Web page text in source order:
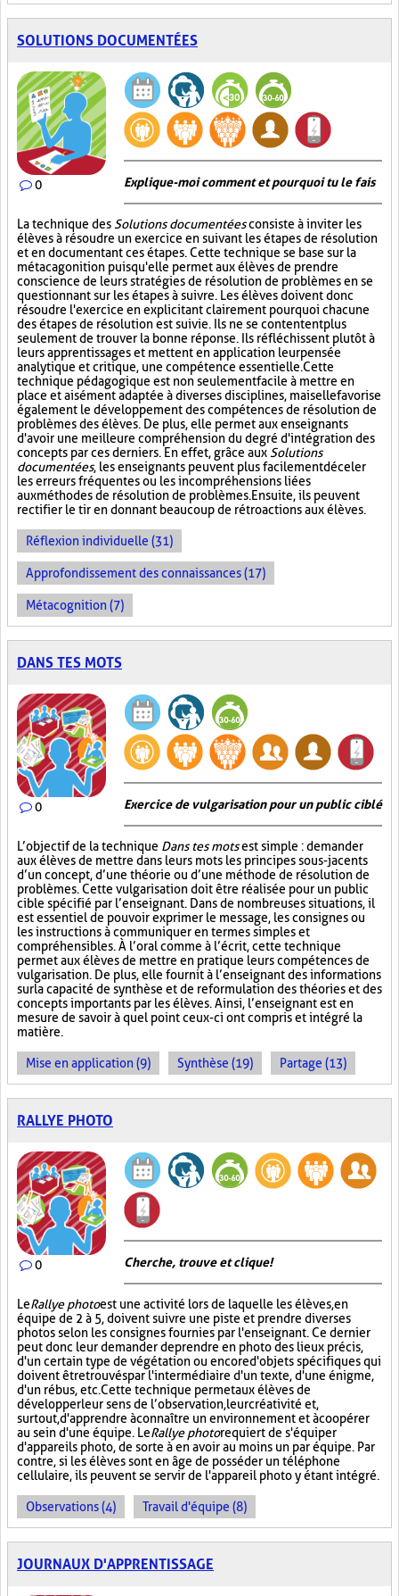
SOLUTIONS DOCUMENTÉES
0 Explique-moi comment et pourquoi tu le fais
La technique des Solutions documentéesconsiste à inviter les
élèves à résoudre un exercice en suivant les étapes de résolution
et en documentant ces étapes. Cette technique se base sur la
métacagonition puisqu'elle permet aux élèves de prendre
conscience de leurs stratégies de résolution de problèmes en se
questionnant sur les étapes à suivre. Les élèves doivent donc
résoudre l'exercice en explicitant clairement pourquoi chacune
des étapes de résolution est suivie. Ils ne se contentent plus
seulement de trouver la bonne réponse. Ils réfléchissent plutôt à
leurs apprentissages et mettent en application leur pensée
analytique et critique, une compétence essentielle. Cette
technique pédagogique est non seulement facile à mettre en
place et aisément adaptée à diverses disciplines, mais elle favorise
également le développement des compétences de résolution de
problèmes des élèves. De plus, elle permet aux enseignants
d'avoir une meilleure compréhension du degré d'intégration des
concepts par ces derniers. En effet, grâce aux Solutions
documentées, les enseignants peuvent plus facilement déceler
les erreurs fréquentes ou les incompréhensions liées
aux méthodes de résolution de problèmes. Ensuite, ils peuvent
rectifier le tir en donnant beaucoup de rétroactions aux élèves.
Réflexion individuelle (31)
Approfondissement des connaissances (17)
Métacognition (7)
DANS TES MOTS
0 Exercice de vulgarisation pour un public ciblé
L’objectif de la technique Dans tes motsest simple : demander
aux élèves de mettre dans leurs mots les principes sous-jacents
d’un concept, d’une théorie ou d’une méthode de résolution de
problèmes. Cette vulgarisation doit être réalisée pour un public
cible spécifié par l’enseignant. Dans de nombreuses situations, il
est essentiel de pouvoir exprimer le message, les consignes ou
les instructions à communiquer en termes simples et
compréhensibles. À l’oral comme à l’écrit, cette technique
permet aux élèves de mettre en pratique leurs compétences de
vulgarisation. De plus, elle fournit à l’enseignant des informations
sur la capacité de synthèse et de reformulation des théories et des
concepts importants par les élèves. Ainsi, l’enseignant est en
mesure de savoir à quel point ceux-ci ont compris et intégré la
matière.
Mise en application (9) Synthèse (19) Partage (13)
RALLYE PHOTO
0 Cherche, trouve et clique !
LeRallye photoest une activité lors de laquelle les élèves, en
équipe de 2 à 5, doivent suivre une piste et prendre diverses
photos selon les consignes fournies par l'enseignant. Ce dernier
peut donc leur demander de prendre en photo des lieux précis,
d'un certain type de végétation ou encore d'objets spécifiques qui
doivent être trouvés par l'intermédiaire d'un texte, d'une énigme,
d'un rébus, etc. Cette technique permet aux élèves de
développer leur sens de l’observation, leur créativité et,
surtout, d'apprendre à connaître un environnement et à coopérer
au sein d'une équipe. LeRallye photorequiert de s'équiper
d'appareils photo, de sorte à en avoir au moins un par équipe. Par
contre, si les élèves sont en âge de posséder un téléphone
cellulaire, ils peuvent se servir de l'appareil photo y étant intégré.
Observations (4) Travail d'équipe (8)
JOURNAUX D'APPRENTISSAGE